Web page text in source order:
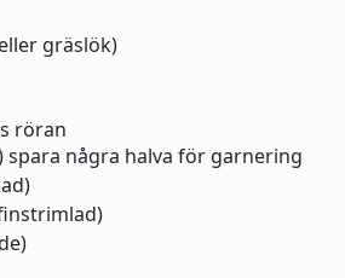
gräslök)
röran
spara några halva för garnering